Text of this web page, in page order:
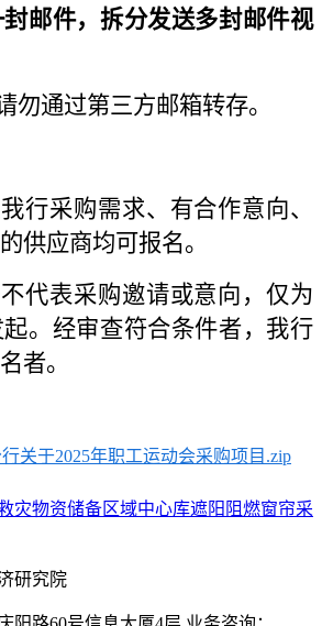
邮件，拆分发送多封邮件视
勿通过第三方邮箱转存。
行采购需求、有合作意向、
供应商均可报名。
代表采购邀请或意向，仅为
。经审查符合条件者，我行
者。
关于2025年职工运动会采购项目.zip
灾物资储备区域中心库遮阳阻燃窗帘采
研究院